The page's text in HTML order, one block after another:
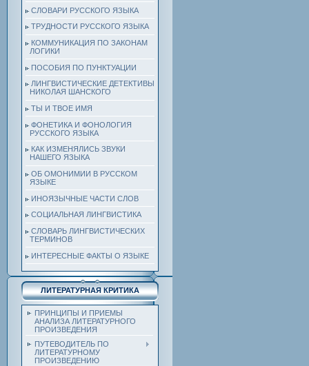
СЛОВАРИ РУССКОГО ЯЗЫКА
ТРУДНОСТИ РУССКОГО ЯЗЫКА
КОММУНИКАЦИЯ ПО ЗАКОНАМ
ЛОГИКИ
ПОСОБИЯ ПО ПУНКТУАЦИИ
ЛИНГВИСТИЧЕСКИЕ ДЕТЕКТИВЫ
НИКОЛАЯ ШАНСКОГО
ТЫ И ТВОЕ ИМЯ
ФОНЕТИКА И ФОНОЛОГИЯ
РУССКОГО ЯЗЫКА
КАК ИЗМЕНЯЛИСЬ ЗВУКИ
НАШЕГО ЯЗЫКА
ОБ ОМОНИМИИ В РУССКОМ
ЯЗЫКЕ
ИНОЯЗЫЧНЫЕ ЧАСТИ СЛОВ
СОЦИАЛЬНАЯ ЛИНГВИСТИКА
СЛОВАРЬ ЛИНГВИСТИЧЕСКИХ
ТЕРМИНОВ
ИНТЕРЕСНЫЕ ФАКТЫ О ЯЗЫКЕ
ЛИТЕРАТУРНАЯ КРИТИКА
ПРИНЦИПЫ И ПРИЕМЫ
АНАЛИЗА ЛИТЕРАТУРНОГО
ПРОИЗВЕДЕНИЯ
ПУТЕВОДИТЕЛЬ ПО
ЛИТЕРАТУРНОМУ
ПРОИЗВЕДЕНИЮ